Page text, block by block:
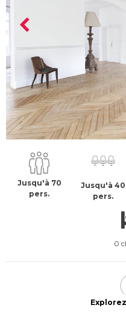
75017-Paris
Jusqu'à 70
pers.
Jusqu'à 40
pers.
0